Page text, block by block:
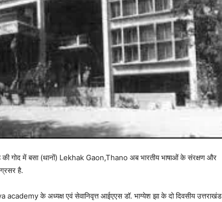
गोद में बसा (थानों) Lekhak Gaon,Thano अब भारतीय भाषाओं के संरक्षण और
है.
के अध्यक्ष एवं सेवानिवृत्त आईएएस डॉ. भाग्येश झा के दो दिवसीय उत्तराखंड